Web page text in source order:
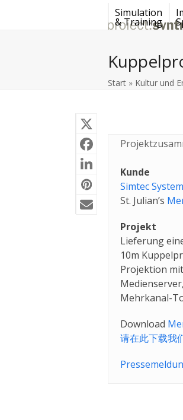
Simulation
& Training
Start » Kultur und
Kunde
Simtec
St. Julian’s
Projekt
Lieferung
10m
Projektion
Mehrkanal-
Download
请在此下载我